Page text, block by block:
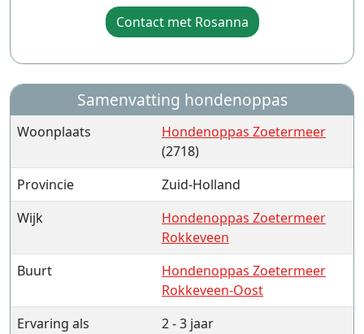
Contact met Rosanna
Samenvatting hondenoppas
Woonplaats
Hondenoppas Zoetermeer
(2718)
Provincie
Zuid-Holland
Wijk
Hondenoppas Zoetermeer
Rokkeveen
Buurt
Hondenoppas Zoetermeer
Rokkeveen-Oost
Ervaring als
2 - 3 jaar